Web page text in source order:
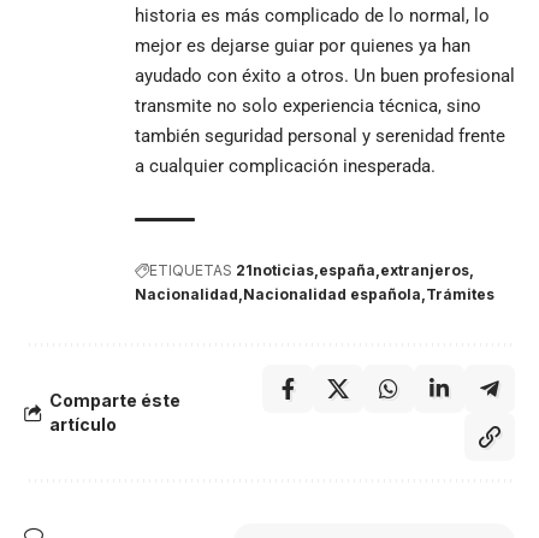
historia es más complicado de lo normal, lo
mejor es dejarse guiar por quienes ya han
ayudado con éxito a otros. Un buen profesional
transmite no solo experiencia técnica, sino
también seguridad personal y serenidad frente
a cualquier complicación inesperada.
ETIQUETAS 21noticias españa extranjeros
Nacionalidad Nacionalidad española Trámites
Comparte éste
artículo